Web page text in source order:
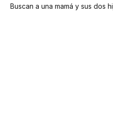
Buscan a una mamá y sus dos